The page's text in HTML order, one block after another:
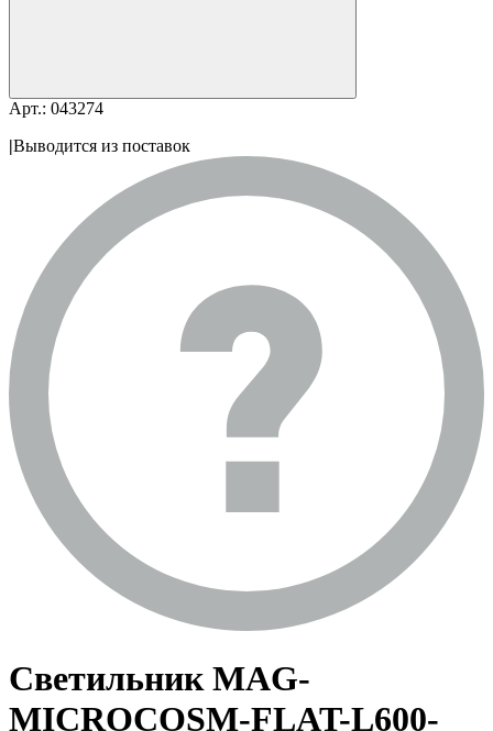
Арт.: 043274
|Выводится из поставок
Светильник MAG-
MICROCOSM-FLAT-L600-